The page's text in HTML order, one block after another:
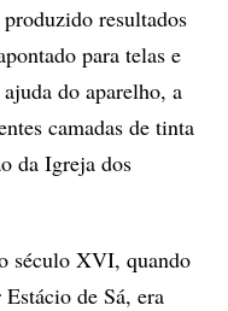
resultados
para telas e
do aparelho, a
camadas de tinta
da Igreja dos
século XVI, quando
de Sá, era